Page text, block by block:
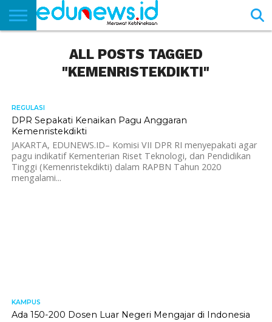
ALL POSTS TAGGED
"KEMENRISTEKDIKTI"
REGULASI
DPR Sepakati Kenaikan Pagu Anggaran
Kemenristekdikti
JAKARTA, EDUNEWS.ID– Komisi VII DPR RI menyepakati agar
pagu indikatif Kementerian Riset Teknologi, dan Pendidikan
Tinggi (Kemenristekdikti) dalam RAPBN Tahun 2020
mengalami...
KAMPUS
Ada 150-200 Dosen Luar Negeri Mengajar di Indonesia